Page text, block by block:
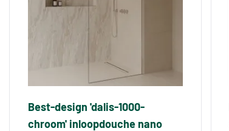
Best-design 'dalis-1000-
chroom' inloopdouche nano